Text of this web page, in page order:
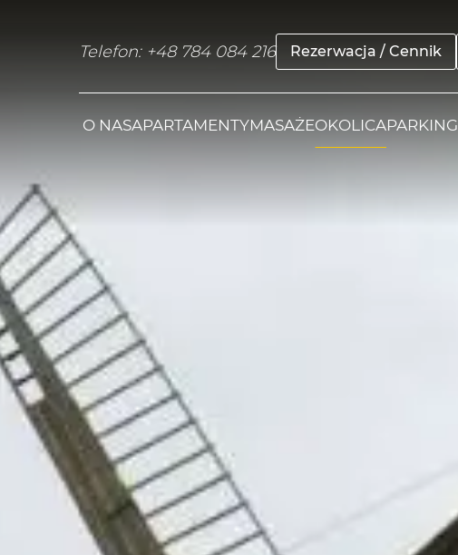
Telefon: +48 784 084 216 Rezerwacja / Cennik
O NASAPARTAMENTYMASAŻEOKOLICAPARKING